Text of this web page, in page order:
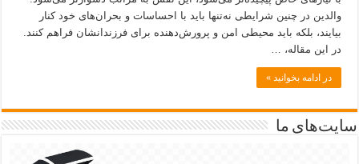
والدین در چنین شرایطی نه‌تنها باید با احساسات و بحران‌های خود کنار
بیایند، بلکه باید محیطی امن و پرورش‌دهنده برای فرزندانشان فراهم کنند.
در این مقاله، …
در ادامه بخوانید »
سایت‌های ما